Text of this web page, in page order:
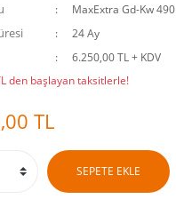
MaxExtra Gd-Kw 490
24 Ay
6.250,00 TL + KDV
den başlayan taksitlerle!
TL
SEPETE EKLE